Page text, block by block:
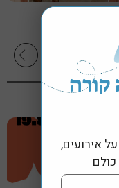
חדד
קורה
אירועים,